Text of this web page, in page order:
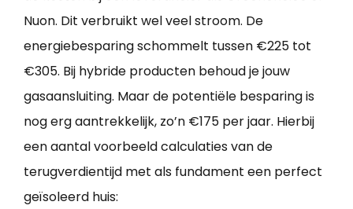
Nuon. Dit verbruikt wel veel stroom. De
energiebesparing schommelt tussen €225 tot
€305. Bij hybride producten behoud je jouw
gasaansluiting. Maar de potentiële besparing is
nog erg aantrekkelijk, zo’n €175 per jaar. Hierbij
een aantal voorbeeld calculaties van de
terugverdientijd met als fundament een perfect
geïsoleerd huis: